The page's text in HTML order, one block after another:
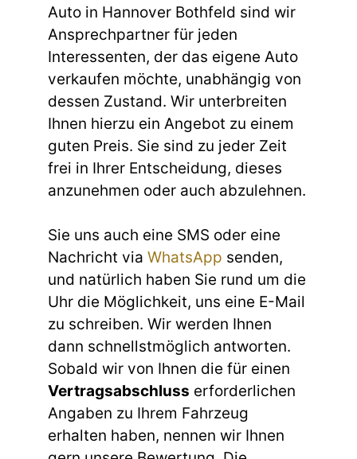
Auto in Hannover Bothfeld sind wir
Ansprechpartner für jeden
Interessenten, der das eigene Auto
verkaufen möchte, unabhängig von
dessen Zustand. Wir unterbreiten
Ihnen hierzu ein Angebot zu einem
guten Preis. Sie sind zu jeder Zeit
frei in Ihrer Entscheidung, dieses
anzunehmen oder auch abzulehnen.
Sie uns auch eine SMS oder eine
Nachricht via WhatsApp senden,
und natürlich haben Sie rund um die
Uhr die Möglichkeit, uns eine E-Mail
zu schreiben. Wir werden Ihnen
dann schnellstmöglich antworten.
Sobald wir von Ihnen die für einen
Vertragsabschluss erforderlichen
Angaben zu Ihrem Fahrzeug
erhalten haben, nennen wir Ihnen